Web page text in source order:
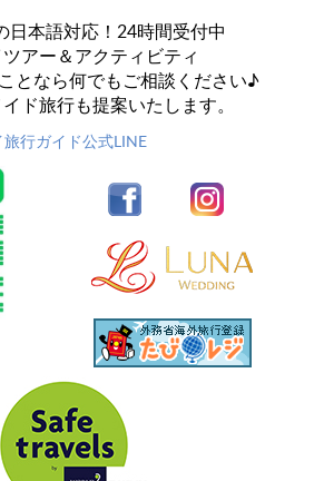
日本語対応！24時間受付中
ツアー＆アクティビティ
となら何でもご相談ください♪
ド旅行も提案いたします。
行ガイド公式LINE